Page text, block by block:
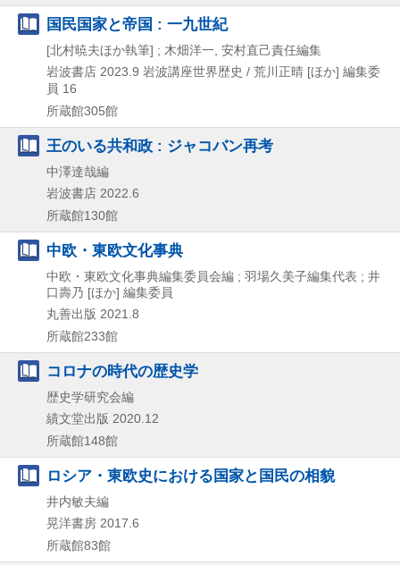
国民国家と帝国 : 一九世紀
[北村暁夫ほか執筆] ; 木畑洋一, 安村直己責任編集
岩波書店 2023.9 岩波講座世界歴史 / 荒川正晴 [ほか] 編集委
員 16
所蔵館305館
王のいる共和政 : ジャコバン再考
中澤達哉編
岩波書店 2022.6
所蔵館130館
中欧・東欧文化事典
中欧・東欧文化事典編集委員会編 ; 羽場久美子編集代表 ; 井
口壽乃 [ほか] 編集委員
丸善出版 2021.8
所蔵館233館
コロナの時代の歴史学
歴史学研究会編
績文堂出版 2020.12
所蔵館148館
ロシア・東欧史における国家と国民の相貌
井内敏夫編
晃洋書房 2017.6
所蔵館83館